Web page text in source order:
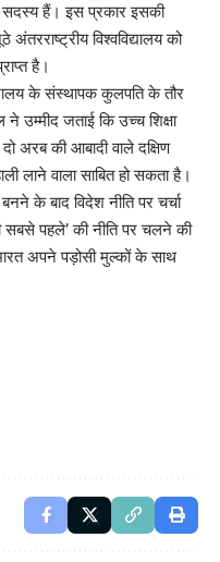
सदस्य हैं। इस प्रकार इसकी
विश्वविद्यालय को
है।
के संस्थापक कुलपति के तौर
उम्मीद जताई कि उच्च शिक्षा
अरब की आबादी वाले दक्षिण
लाने वाला साबित हो सकता है।
के बाद विदेश नीति पर चर्चा
सबसे पहले’ की नीति पर चलने की
अपने पड़ोसी मुल्कों के साथ